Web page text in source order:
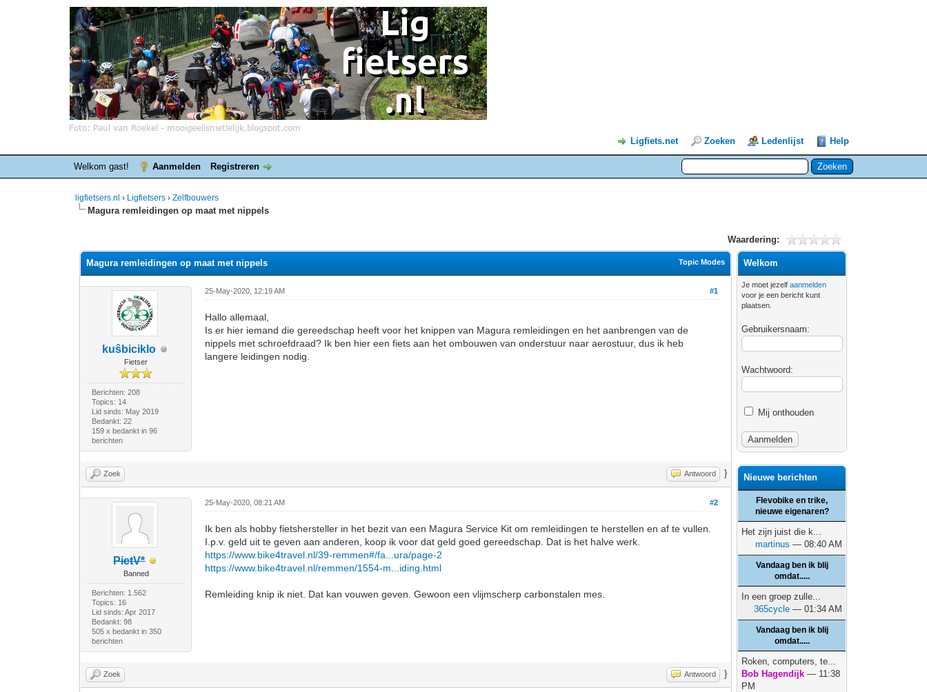
Ligfiets.net Zoeken Ledenlijst Help
Welkom gast! Aanmelden Registreren
ligfietsers.nl › Ligfietsers ›Zelfbouwers
Magura remleidingen op maat met nippels
Waardering:
Topic Modes
Magura remleidingen op maat met nippels
kuŝbiciklo
Fietser
Berichten: 208
Topics: 14
Lid sinds: May 2019
Bedankt: 22
159 x bedankt in 96
berichten
#1
25-May-2020, 12:19 AM
Hallo allemaal,
Is er hier iemand die gereedschap heeft voor het knippen van Magura remleidingen en het aanbrengen van de
nippels met schroefdraad? Ik ben hier een fiets aan het ombouwen van onderstuur naar aerostuur, dus ik heb
langere leidingen nodig.
Zoek Antwoord }
PietV*
Banned
Berichten: 1.562
Topics: 16
Lid sinds: Apr 2017
Bedankt: 98
505 x bedankt in 350
berichten
#2
25-May-2020, 08:21 AM
Ik ben als hobby fietshersteller in het bezit van een Magura Service Kit om remleidingen te herstellen en af te vullen.
I.p.v. geld uit te geven aan anderen, koop ik voor dat geld goed gereedschap. Dat is het halve werk.
https://www.bike4travel.nl/39-remmen#/fa...ura/page-2
https://www.bike4travel.nl/remmen/1554-m...iding.html
Remleiding knip ik niet. Dat kan vouwen geven. Gewoon een vlijmscherp carbonstalen mes.
Zoek Antwoord }
Welkom
Je moet jezelfaanmelden
voor je een bericht kunt
plaatsen.
Gebruikersnaam:
Wachtwoord:
Mij onthouden
Nieuwe berichten
Flevobike en trike,
nieuwe eigenaren?
Het zijn juist die k...
martinus — 08:40 AM
Vandaag ben ik blij
omdat.....
In een groep zulle...
365cycle — 01:34 AM
Vandaag ben ik blij
omdat.....
Roken, computers, te...
Bob Hagendijk — 11:38
PM